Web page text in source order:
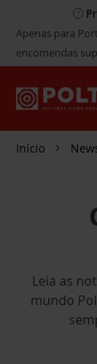
Apenas para
encomendas
Início
Leia as
mundo